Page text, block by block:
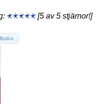
[5 av 5 stjärnor!]